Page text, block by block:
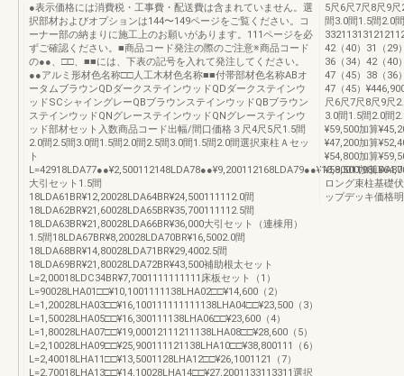
●表示価格には消費税・工事費・配送費は含まれていません。選
択部材およびオプションは144〜149ページをご覧ください。コ
ーナー部の納まりに施工上のお願いがあります。111ページを必
ずご確認ください。■商品コード発注の際のご注意※商品コード
の●●、□□、■■には、下表の記号を入れて発注してください。
●●アルミ形材色名称□□人工木材色名称■■付帯部材色名称ABオ
ータムブラウンQDダークステインウッドQDダークステインウ
ッドSCシャイングレーQBブラウンステインウッドQBブラウン
ステインウッドQNグレーステインウッドQNグレーステインウ
ッド部材セット入数商品コード出幅/間口価格３尺4尺5尺1.5間
2.0間2.5間3.0間1.5間2.0間2.5間3.0間1.5間2.0間選択束柱Ａセッ
ト
大引セット1.5間
18LDA61BR¥12,20028LDA64BR¥24,500111112.0間
18LDA62BR¥21,60028LDA65BR¥35,700111112.5間
18LDA63BR¥21,80028LDA66BR¥36,000大引セット（連棟用）
1.5間18LDA67BR¥8,20028LDA70BR¥16,5002.0間
18LDA68BR¥14,80028LDA71BR¥29,4002.5間
18LDA69BR¥21,80028LDA72BR¥43,500補助根太セット
L=2,00018LDC34BR¥7,7001111111111床板セット（1）
L=90028LHA01□□¥10,1001111138LHA02□□¥14,600（2）
L=1,20028LHA03□□¥16,100111111111138LHA04□□¥23,500（3）
L=1,50028LHA05□□¥16,300111138LHA06□□¥23,600（4）
L=1,80028LHA07□□¥19,00012111211138LHA08□□¥28,600（5）
L=2,10028LHA09□□¥25,900111121138LHA10□□¥38,800111（6）
L=2,40018LHA11□□¥13,5001128LHA12□□¥26,1001121（7）
L=2,70018LHA13□□¥14,10028LHA14□□¥27,2001133113311選択
5尺6尺7尺8尺9
間3.0間1.5間2.0
42（40）31（29
36（34）42（40
47（45）38（36
47（45）
尺6尺7尺8尺9尺
3.0間1.5間2.0間
¥59,500加算
¥47,200加算
¥54,800加算
¥59,500加算
ロング束柱基礎
ップデッキ価格